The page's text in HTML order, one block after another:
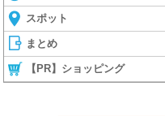
スポット
まとめ
【PR】ショッピング